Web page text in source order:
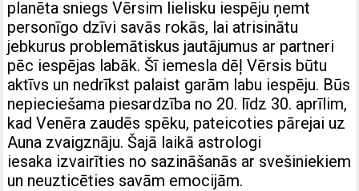
planēta sniegs Vērsim lielisku iespēju ņemt
personīgo dzīvi savās rokās, lai atrisinātu
jebkurus problemātiskus jautājumus ar partneri
pēc iespējas labāk. Šī iemesla dēļ Vērsis būtu
aktīvs un nedrīkst palaist garām labu iespēju. Būs
nepieciešama piesardzība no 20. līdz 30. aprīlim,
kad Venēra zaudēs spēku, pateicoties pārejai uz
Auna zvaigznāju. Šajā laikā astrologi
iesaka izvairīties no sazināšanās ar svešiniekiem
un neuzticēties savām emocijām.